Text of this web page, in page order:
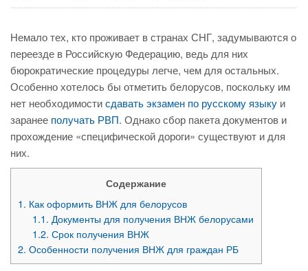
Немало тех, кто проживает в странах СНГ, задумываются о
переезде в Российскую Федерацию, ведь для них
бюрократические процедуры легче, чем для остальных.
Особенно хотелось бы отметить белорусов, поскольку им
нет необходимостисдавать экзамен по русскому языку и
заранее получать РВП. Однако сбор пакета документов и
прохождение «специфической дороги» существуют и для
них.
Содержание
1. Как оформить ВНЖ для белорусов
1.1. Документы для получения ВНЖ белорусами
1.2. Срок получения ВНЖ
2. Особенности получения ВНЖ для граждан РБ